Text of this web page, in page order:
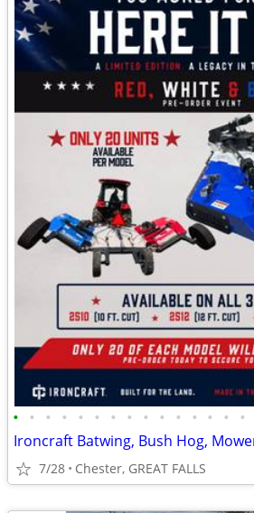
• • • • • • • • • • • • • • •
7/28 Chester, GREAT FALLS